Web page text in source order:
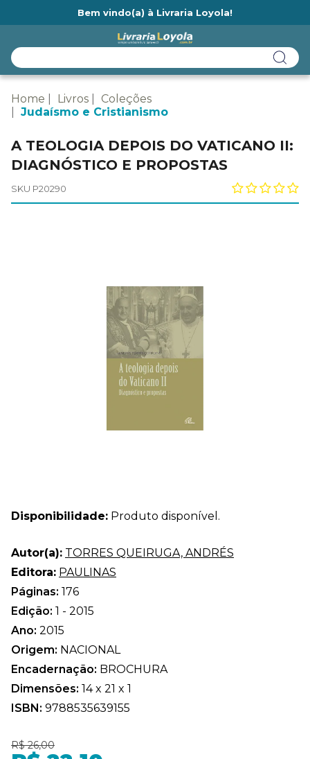
Bem vindo(a) à Livraria Loyola!
Home Livros
Coleções
Judaísmo e Cristianismo
A TEOLOGIA DEPOIS DO VATICANO II:
DIAGNÓSTICO E PROPOSTAS
SKU P20290
Disponibilidade: Produto disponível.
Autor(a): TORRES QUEIRUGA, ANDRÉS
Editora: PAULINAS
Páginas: 176
Edição: 1 - 2015
Ano: 2015
Origem: NACIONAL
Encadernação: BROCHURA
Dimensões: 14 x 21 x 1
ISBN: 9788535639155
R$ 26,00